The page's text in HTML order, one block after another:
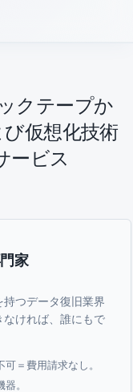
クテープか
び仮想化技術
ービス
家
つデータ復旧業界
なければ、誰にもで
＝費用請求なし。
。